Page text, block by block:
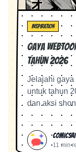
INSPIRATION
Gaya
Tahun 2026
Jelajahi gaya
untuk tahun
dan aksi
anime retro,
11 min